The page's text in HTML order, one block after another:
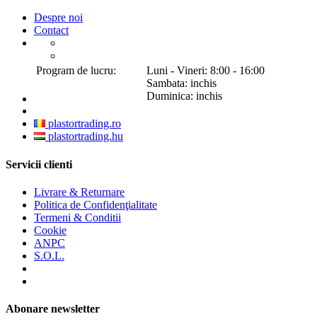
Despre noi
Contact
Program de lucru:
Luni - Vineri: 8:00 - 16:00
Sambata: inchis
Duminica: inchis
plastortrading.ro
plastortrading.hu
Servicii clienti
Livrare & Returnare
Politica de Confidenţialitate
Termeni & Conditii
Cookie
ANPC
S.O.L.
Abonare newsletter